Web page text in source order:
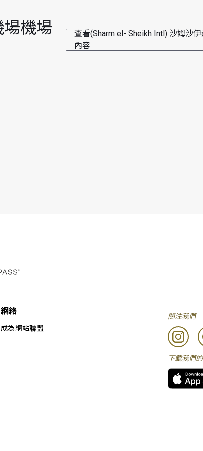
場機場
查看(Sharm el- Sheikh Intl) 沙姆沙
內容
網絡
成為網站聯盟
關注我們
下載我們